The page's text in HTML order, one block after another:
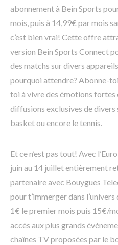
abonnement à Bein Sports
mois, puis à 14,99€ par mois
c’est bien vrai! Cette offre
version Bein Sports Connect
des matchs sur divers
pourquoi attendre? Abonne-
toi à vivre des émotions fortes
diffusions exclusives de
basket ou encore le tennis.
Et ce n’est pas tout! Avec
juin au 14 juillet entièrement
partenaire avec Bouygues
pour t’immerger dans
1€ le premier mois puis 15€/
accès aux plus grands
chaînes TV proposées par le